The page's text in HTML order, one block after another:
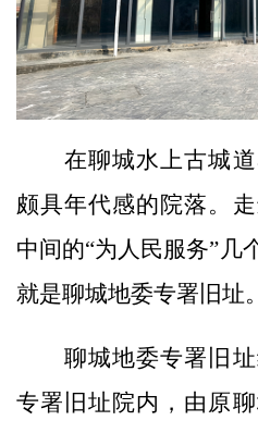
在聊城水上古城道
颇具年代感的院落。
中间的“为人民服务”几
就是聊城地委专署旧址。
聊城地委专署旧址
专署旧址院内，由原